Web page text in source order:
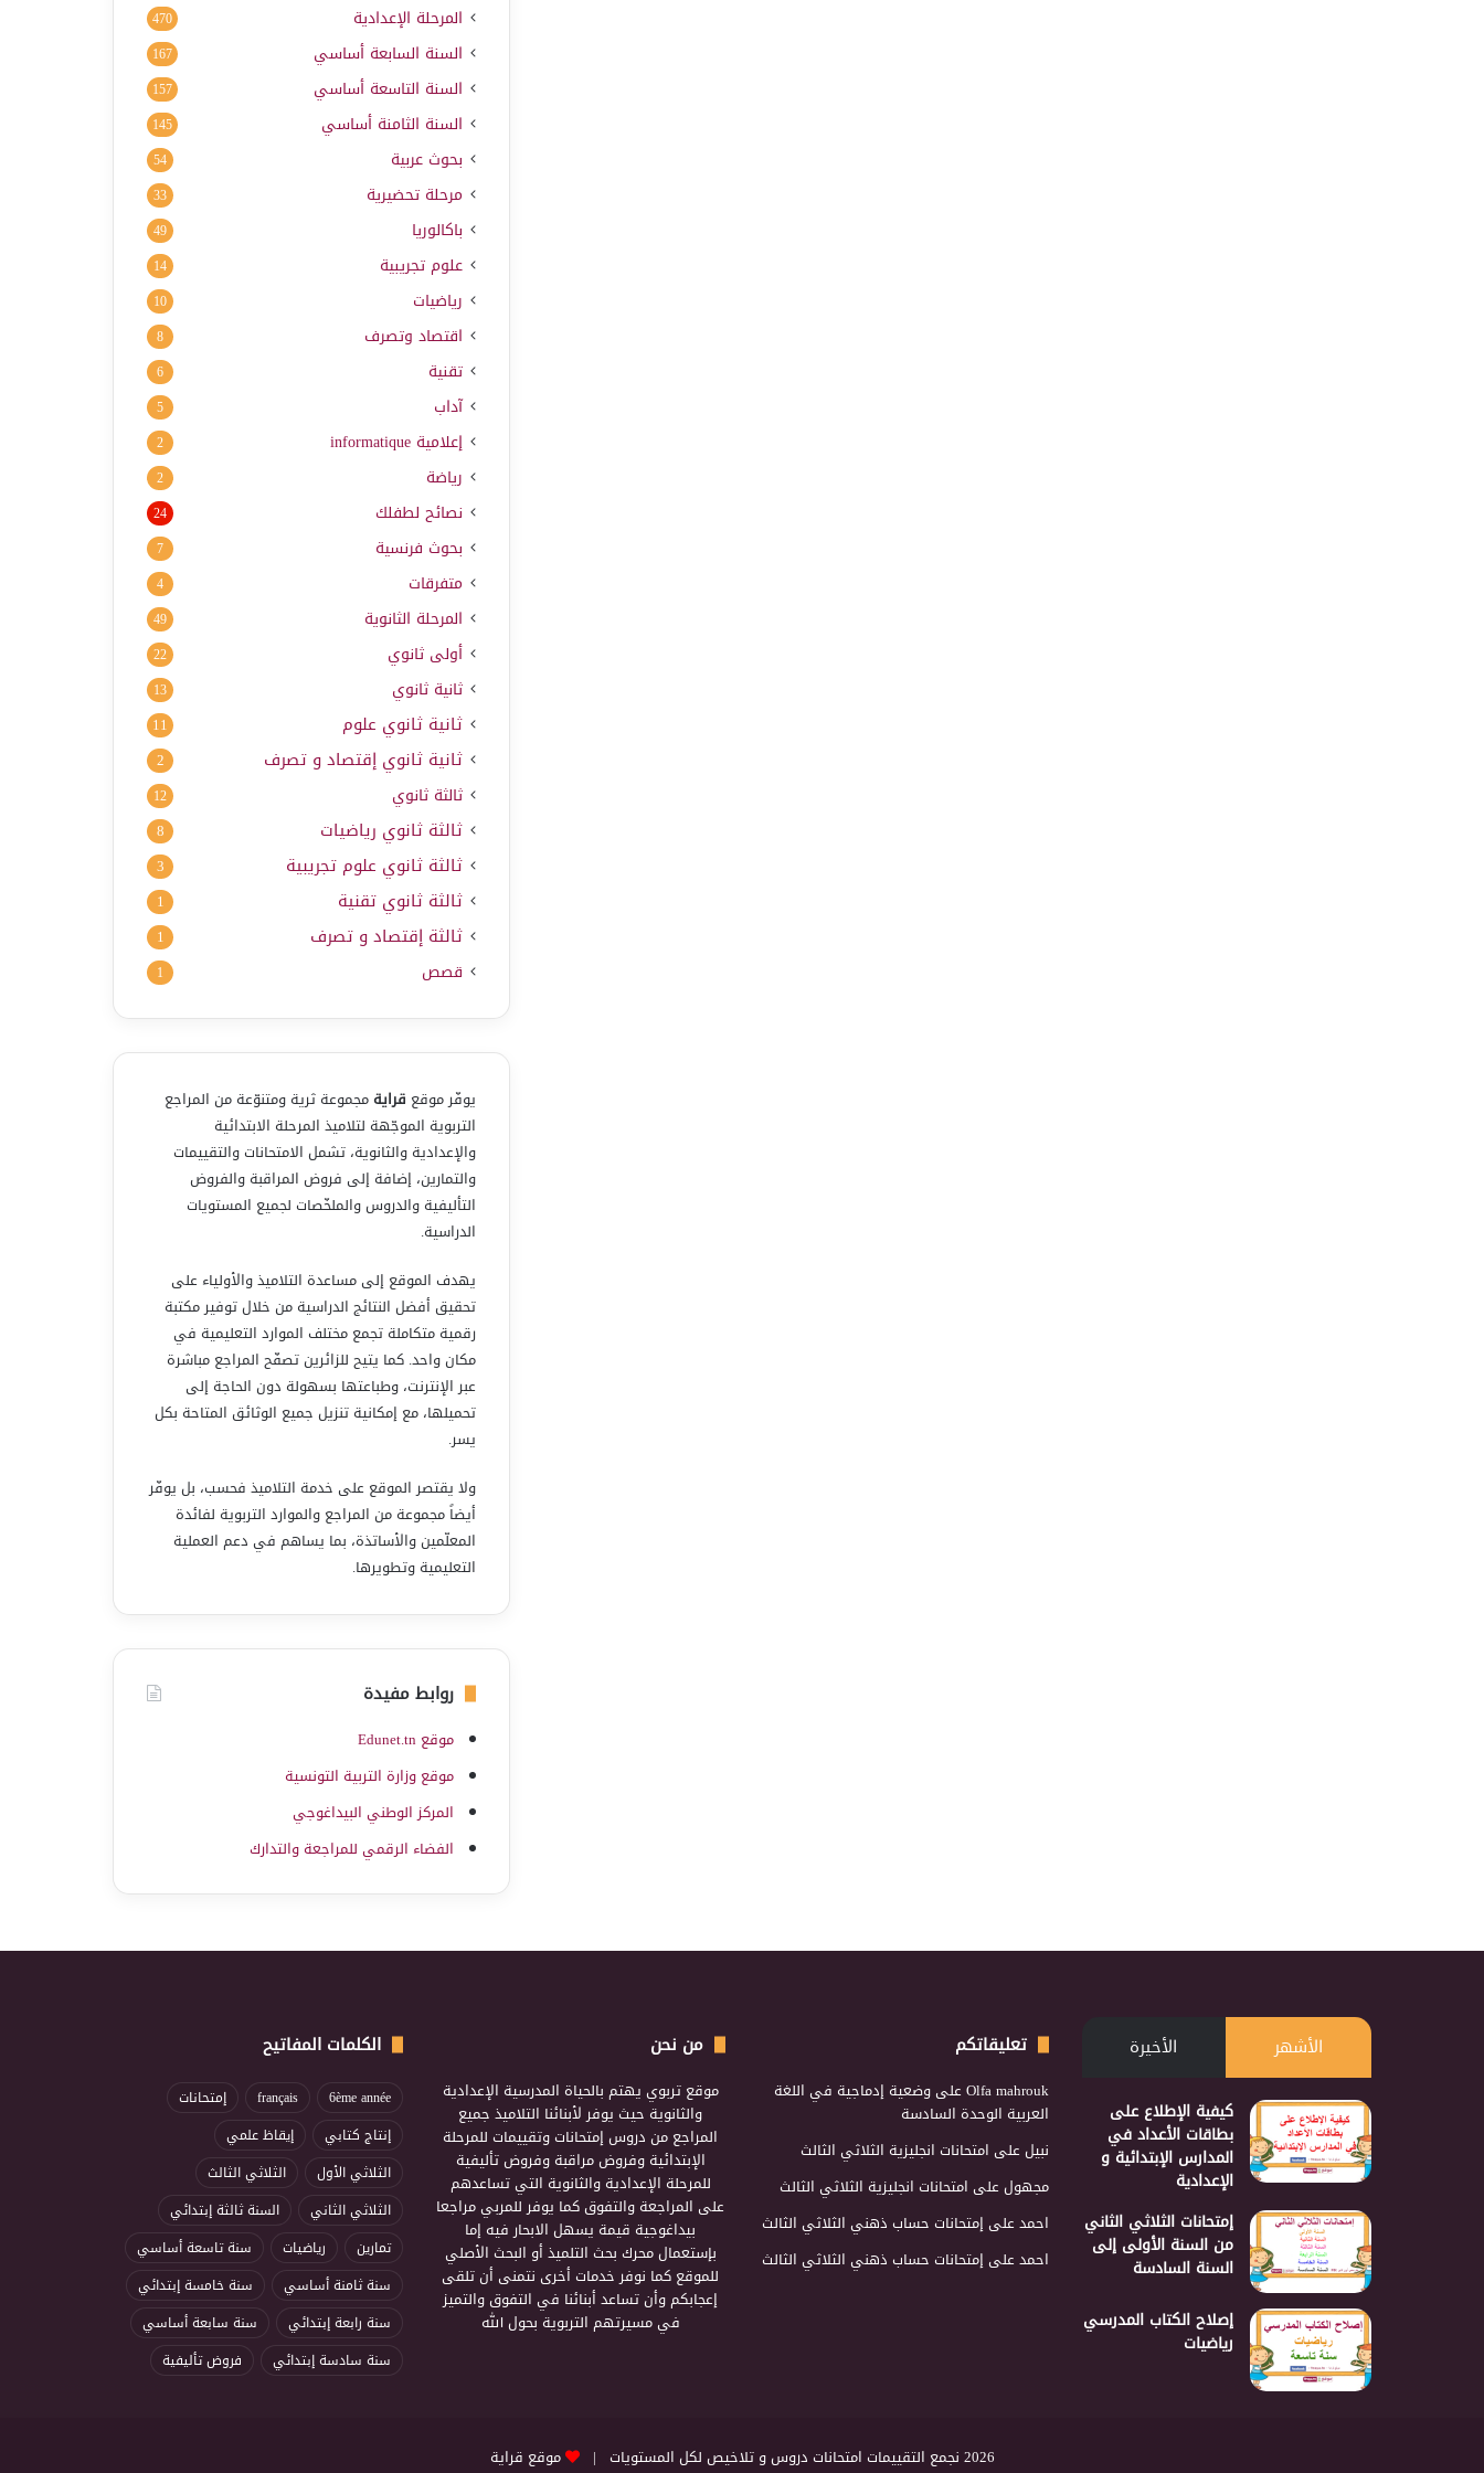
المرحلة الإعدادية 470
السنة السابعة أساسي 167
السنة التاسعة أساسي 157
السنة الثامنة أساسي 145
بحوث عربية 54
مرحلة تحضيرية 33
باكالوريا 49
علوم تجريبية 14
رياضيات 10
اقتصاد وتصرف 8
تقنية 6
آداب 5
إعلامية informatique
2
رياضة 2
نصائح لطفلك 24
بحوث فرنسية 7
متفرقات 4
المرحلة الثانوية 49
أولى ثانوي 22
ثانية ثانوي 13
ثانية ثانوي علوم 11
ثانية ثانوي إقتصاد و تصرف 2
ثالثة ثانوي 12
ثالثة ثانوي رياضيات 8
ثالثة ثانوي علوم تجريبية 3
ثالثة ثانوي تقنية 1
ثالثة إقتصاد و تصرف 1
قصص 1
يوفّر موقع قرايةمجموعة ثرية ومتنوّعة من المراجع
التربوية الموجّهة لتلاميذ المرحلة الابتدائية
والإعدادية والثانوية، تشمل الامتحانات والتقييمات
والتمارين، إضافة إلى فروض المراقبة والفروض
التأليفية والدروس والملخّصات لجميع المستويات
الدراسية.
يهدف الموقع إلى مساعدة التلاميذ والأولياء على
تحقيق أفضل النتائج الدراسية من خلال توفير مكتبة
رقمية متكاملة تجمع مختلف الموارد التعليمية في
مكان واحد. كما يتيح للزائرين تصفّح المراجع مباشرة
عبر الإنترنت، وطباعتها بسهولة دون الحاجة إلى
تحميلها، مع إمكانية تنزيل جميع الوثائق المتاحة بكل
يسر.
ولا يقتصر الموقع على خدمة التلاميذ فحسب، بل يوفّر
أيضاً مجموعة من المراجع والموارد التربوية لفائدة
المعلّمين والأساتذة، بما يساهم في دعم العملية
التعليمية وتطويرها.
روابط مفيدة
موقع Edunet.tn
موقع وزارة التربية التونسية
المركز الوطني البيداغوجي
الفضاء الرقمي للمراجعة والتدارك
الأشهر الأخيرة
كيفية الإطلاع على
بطاقات الأعداد في
المدارس الإبتدائية و
الإعدادية
إمتحانات الثلاثي الثاني
من السنة الأولى إلى
السنة السادسة
إصلاح الكتاب المدرسي
رياضيات
تعليقاتكم
Olfa mahroukعلىوضعية إدماجية في اللغة
العربية الوحدة السادسة
نبيلعلى امتحانات انجليزية الثلاثي الثالث
مجهولعلى امتحانات انجليزية الثلاثي الثالث
احمدعلى إمتحانات حساب ذهني الثلاثي الثالث
احمدعلى إمتحانات حساب ذهني الثلاثي الثالث
من نحن
موقع تربوي يهتم بالحياة المدرسية الإعدادية
والثانوية حيث يوفر لأبنائنا التلاميذ جميع
المراجع من دروس إمتحانات وتقييمات للمرحلة
الإبتدائية وفروض مراقبة وفروض تأليفية
للمرحلة الإعدادية والثانوية التي تساعدهم
على المراجعة والتفوق كما يوفر للمربي مراجعا
بيداغوجية قيمة يسهل الابحار فيه إما
بإستعمال محرك بحث التلميذ أو البحث الأصلي
للموقع كما نوفر خدمات أخرى نتمنى أن تلقى
إعجابكم وأن تساعد أبنائنا في التفوق والتميز
في مسيرتهم التربوية بحول الله
الكلمات المفاتيح
6ème année
français
إمتحانات
إنتاج كتابي
إيقاظ علمي
الثلاثي الأول
الثلاثي الثالث
الثلاثي الثاني
السنة ثالثة إبتدائي
تمارين
رياضيات
سنة تاسعة أساسي
سنة ثامنة أساسي
سنة خامسة إبتدائي
سنة رابعة إبتدائي
سنة سابعة أساسي
سنة سادسة إبتدائي
فروض تأليفية
2026 نجمع التقييمات امتحانات دروس و تلاخيص لكل المستويات | موقع قراية